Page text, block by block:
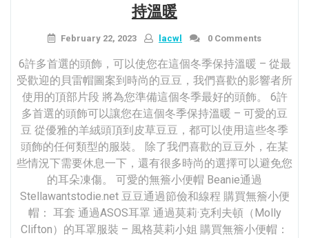
持溫暖
February 22, 2023 lacwl 0 Comments
6許多首選的頭飾，可以使您在這個冬季保持溫暖 – 從最
受歡迎的貝雷帽圖案到時尚的豆豆，我們喜歡的影響者所
使用的頂部片段 將為您準備這個冬季最好的頭飾。 6許
多首選的頭飾可以讓您在這個冬季保持溫暖 – 可愛的豆
豆 從優雅的羊絨頭頂到皮草豆豆，都可以使用這些冬季
頭飾的任何類型的服裝。 除了我們喜歡的豆豆外，在某
些情況下需要休息一下，還有很多時尚的選擇可以避免您
的耳朵凍傷。 可愛的無簷小便帽 Beanie通過
Stellawantstodie.net 豆豆通過節儉和線程 購買無簷小便
帽： 耳套 通過ASOS耳罩 通過莫莉·克利夫頓（Molly
Clifton）的耳罩服裝 – 風格莫莉小姐 購買無簷小便帽：